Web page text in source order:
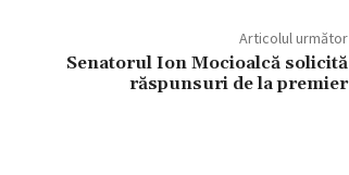
Articolul următor
Senatorul Ion Mocioalcă solicită
răspunsuri de la premier